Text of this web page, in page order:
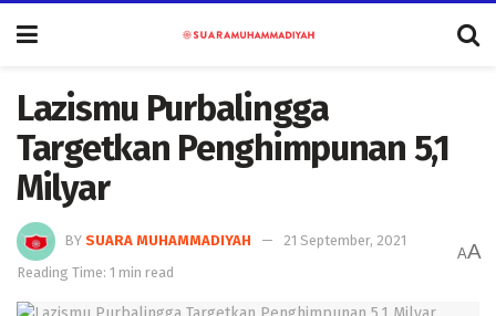
Lazismu Purbalingga
Targetkan Penghimpunan 5,1
Milyar
BY SUARA MUHAMMADIYAH
21 September, 2021
Reading Time: 1 min read
AA